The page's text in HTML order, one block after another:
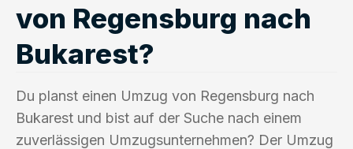
von Regensburg nach
Bukarest?
Du planst einen Umzug von Regensburg nach
Bukarest und bist auf der Suche nach einem
zuverlässigen Umzugsunternehmen? Der Umzug